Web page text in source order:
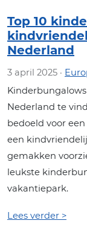
Top 10
Nederland
3 april 2025 ·
Nederland te
bedoeld voor
een
gemakken
leukste
vakantiepark.
Lees verder >